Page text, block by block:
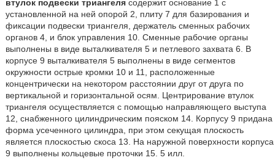
втулок подвески триангелясодержит основание 1 с
установленной на ней опорой 2, плиту 7 для базирования и
фиксации подвески триангеля, держатель сменных рабочих
органов 4, и блок управления 10. Сменные рабочие органы
выполнены в виде выталкивателя 5 и петлевого захвата 6. В
корпусе 9 выталкивателя 5 выполнены в виде сегментов
окружности острые кромки 10 и 11, расположенные
концентрически на некотором расстоянии друг от друга по
вертикальной и горизонтальной осям. Центрирование втулок
триангеля осуществляется с помощью направляющего выступа
12, снабженного цилиндрическим пояском 14. Корпусу 9 придана
форма усеченного цилиндра, при этом секущая плоскость
является плоскостью скоса 13. На наружной поверхности корпуса
9 выполнены кольцевые проточки 15. 5 илл.